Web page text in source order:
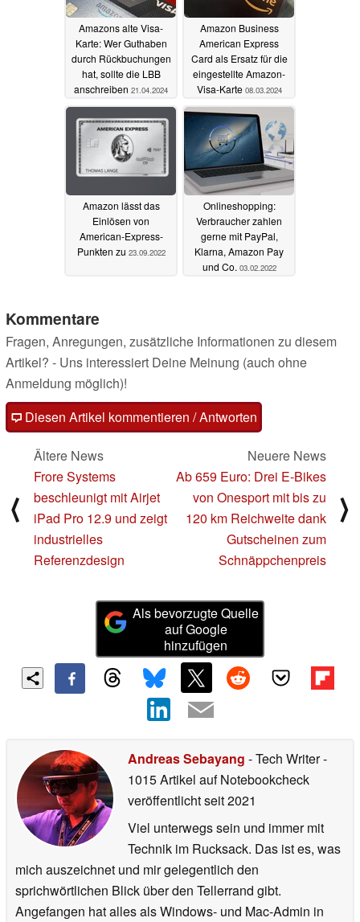
Amazons alte Visa-
Karte: Wer Guthaben
durch Rückbuchungen
hat, sollte die LBB
anschreiben 21.04.2024
Amazon Business
American Express
Card als Ersatz für die
eingestellte Amazon-
Visa-Karte 08.03.2024
Amazon lässt das
Einlösen von
American-Express-
Punkten zu 23.09.2022
Onlineshopping:
Verbraucher zahlen
gerne mit PayPal,
Klarna, Amazon Pay
und Co. 03.02.2022
Kommentare
Fragen, Anregungen, zusätzliche Informationen zu diesem
Artikel? - Uns interessiert Deine Meinung (auch ohne
Anmeldung möglich)!
Diesen Artikel kommentieren / Antworten
⟨
Ältere News
Frore Systems
beschleunigt mit Airjet
iPad Pro 12.9 und zeigt
industrielles
Referenzdesign
Neuere News
Ab 659 Euro: Drei E-Bikes
von Onesport mit bis zu
120 km Reichweite dank
Gutscheinen zum
Schnäppchenpreis
⟩
Als bevorzugte Quelle
auf Google
hinzufügen
Andreas Sebayang - Tech Writer-
1015 Artikel auf Notebookcheck
veröffentlichtseit 2021
Viel unterwegs sein und immer mit
Technik im Rucksack. Das ist es, was
mich auszeichnet und mir gelegentlich den
sprichwörtlichen Blick über den Tellerrand gibt.
Angefangen hat alles als Windows- und Mac-Admin in